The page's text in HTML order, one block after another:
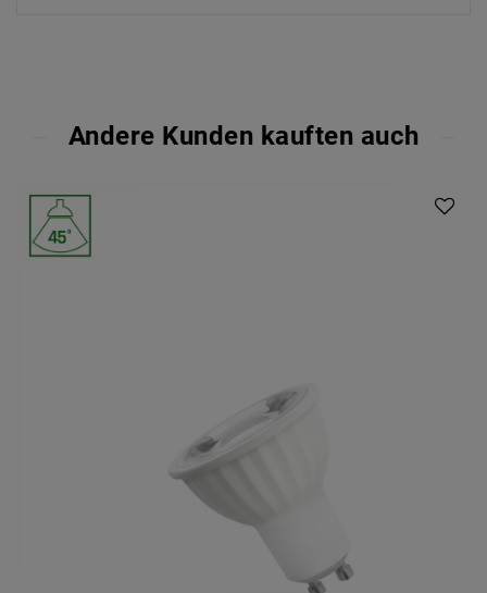
Andere Kunden kauften auch